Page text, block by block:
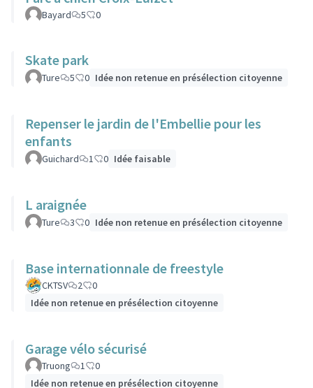
Bayard 5 0
Skate park
Ture 5 0 Idée non retenue en présélection citoyenne
Repenser le jardin de l'Embellie pour les
enfants
Guichard 1 0 Idée faisable
L araignée
Ture 3 0 Idée non retenue en présélection citoyenne
Base internationnale de freestyle
CKTSV 2
0
Idée non retenue en présélection citoyenne
Garage vélo sécurisé
Truong 1
0
Idée non retenue en présélection citoyenne